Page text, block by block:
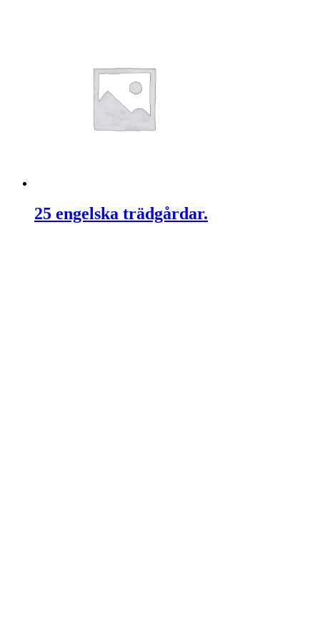
25 engelska trädgårdar.